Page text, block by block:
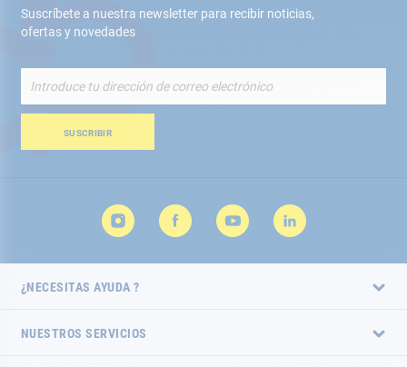
Suscríbete a nuestra newsletter para recibir noticias,
ofertas y novedades
nuestro
de
SUSCRIBIR
¿NECESITAS AYUDA ?
NUESTROS SERVICIOS